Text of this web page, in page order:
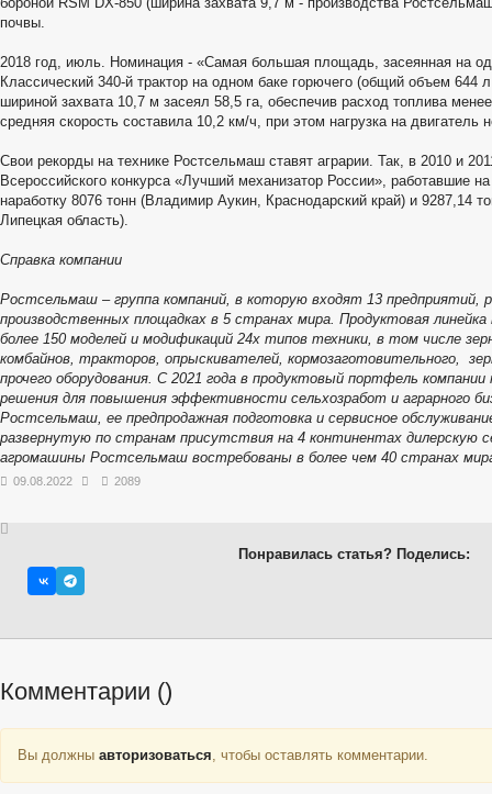
почвы.
2018 год, июль. Номинация - «Самая большая площадь, засеянная на
Классический 340-й трактор на одном баке горючего (общий объем 644
шириной захвата 10,7 м засеял 58,5 га, обеспечив расход топлива
средняя скорость составила 10,2 км/ч, при этом нагрузка на двигатель
Свои рекорды на технике Ростсельмаш ставят аграрии. Так, в 2010 и
Всероссийского конкурса «Лучший механизатор России», работавшие
наработку 8076 тонн (Владимир Аукин, Краснодарский край) и 9287,14
Липецкая область).
Справка компании
Ростсельмаш – группа компаний, в которую входят 13 предприятий,
производственных площадках в 5 странах мира. Продуктовая
более 150 моделей и модификаций 24х типов техники, в том числе
комбайнов, тракторов, опрыскивателей, кормозаготовительного,
прочего оборудования. С 2021 года в продуктовый портфель
решения для повышения эффективности сельхозработ и аграрного
Ростсельмаш, ее предпродажная подготовка и сервисное
развернутую по странам присутствия на 4 континентах дилерскую
агромашины Ростсельмаш востребованы в более чем 40 странах
09.08.2022 2089
Понравилась статья? Поделись:
Комментарии ()
Вы должны авторизоваться , чтобы оставлять комментарии.